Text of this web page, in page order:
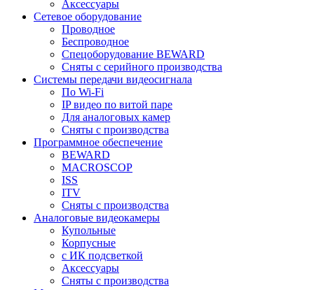
Аксессуары
Сетевое оборудование
Проводное
Беспроводное
Спецоборудование BEWARD
Сняты с серийного производства
Системы передачи видеосигнала
По Wi-Fi
IP видео по витой паре
Для аналоговых камер
Сняты с производства
Программное обеспечение
BEWARD
MACROSCOP
ISS
ITV
Сняты с производства
Аналоговые видеокамеры
Купольные
Корпусные
c ИК подсветкой
Аксессуары
Сняты с производства